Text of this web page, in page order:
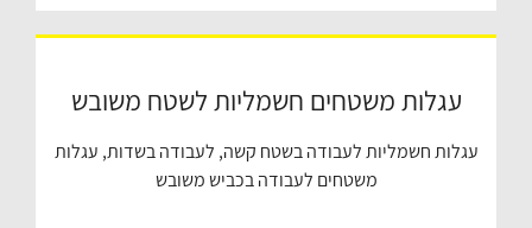
עגלות משטחים חשמליות לשטח משובש
עגלות חשמליות לעבודה בשטח קשה, לעבודה בשדות, עגלות
משטחים לעבודה בכביש משובש